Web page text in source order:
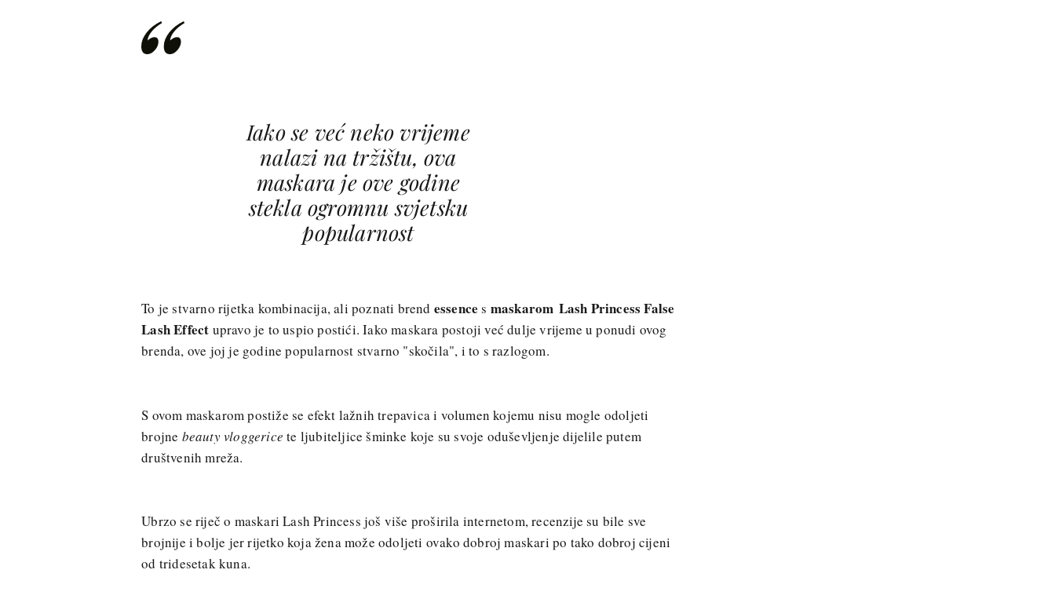
Iako se već neko vrijeme
nalazi na tržištu, ova
maskara je ove godine
stekla ogromnu svjetsku
popularnost
To je stvarno rijetka kombinacija, ali poznati brend essences maskarom Lash Princess False
Lash Effect upravo je to uspio postići. Iako maskara postoji već dulje vrijeme u ponudi ovog
brenda, ove joj je godine popularnost stvarno "skočila", i to s razlogom.
S ovom maskarom postiže se efekt lažnih trepavica i volumen kojemu nisu mogle odoljeti
brojne beauty vloggerice te ljubiteljice šminke koje su svoje oduševljenje dijelile putem
društvenih mreža.
Ubrzo se riječ o maskari Lash Princess još više proširila internetom, recenzije su bile sve
brojnije i bolje jer rijetko koja žena može odoljeti ovako dobroj maskari po tako dobroj cijeni
od tridesetak kuna.